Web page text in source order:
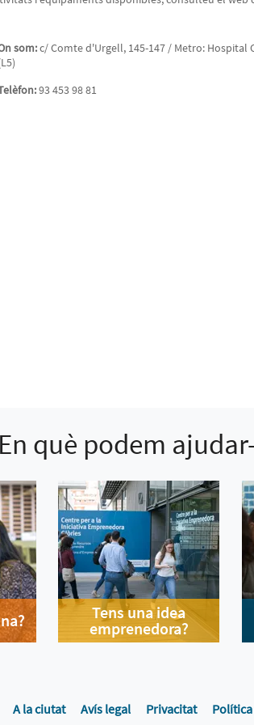
som:c/ Comte d'Urgell, 145-147 / Metro: Hospital
93 453 98 81
En què podem
Tens una idea
emprenedora?
A la ciutat Avís legal Privacitat